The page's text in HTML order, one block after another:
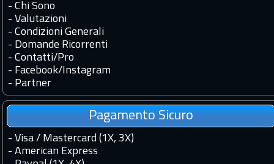
- Chi Sono
- Valutazioni
- Condizioni Generali
- Domande Ricorrenti
- Contatti/Pro
- Facebook/Instagram
- Partner
Pagamento Sicuro
- Visa / Mastercard (1X, 3X)
- American Express